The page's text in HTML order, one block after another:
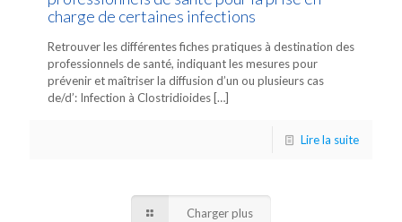
charge de certaines infections
Retrouver les différentes fiches pratiques à destination des
professionnels de santé, indiquant les mesures pour
prévenir et maîtriser la diffusion d’un ou plusieurs cas
de/d’: Infection à Clostridioides[…]
Lire la suite
Charger plus